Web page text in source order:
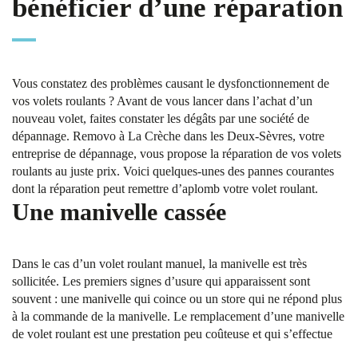
bénéficier d’une réparation
Vous constatez des problèmes causant le dysfonctionnement de
vos volets roulants ? Avant de vous lancer dans l’achat d’un
nouveau volet, faites constater les dégâts par une société de
dépannage. Removo à La Crèche dans les Deux-Sèvres, votre
entreprise de dépannage, vous propose la réparation de vos volets
roulants au juste prix. Voici quelques-unes des pannes courantes
dont la réparation peut remettre d’aplomb votre volet roulant.
Une manivelle cassée
Dans le cas d’un volet roulant manuel, la manivelle est très
sollicitée. Les premiers signes d’usure qui apparaissent sont
souvent : une manivelle qui coince ou un store qui ne répond plus
à la commande de la manivelle. Le remplacement d’une manivelle
de volet roulant est une prestation peu coûteuse et qui s’effectue